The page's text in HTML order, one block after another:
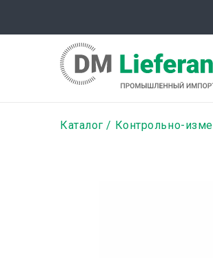
содержанию
Строка
Каталог Контрольно-